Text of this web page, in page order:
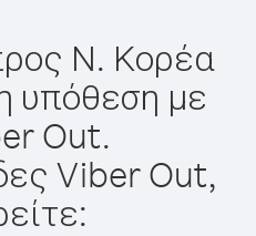
Ν. Κορέα
υπόθεση με
Out.
Viber Out,